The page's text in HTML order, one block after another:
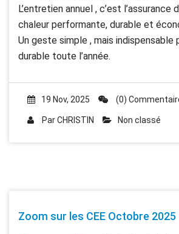
L’entretien annuel , c’est l’assurance
chaleur performante, durable et
Un geste simple , mais indispensable
durable toute l’année.
19 Nov, 2025 (0)
ParCHRISTIN Non classé
Zoom sur les CEE Octobre 2025